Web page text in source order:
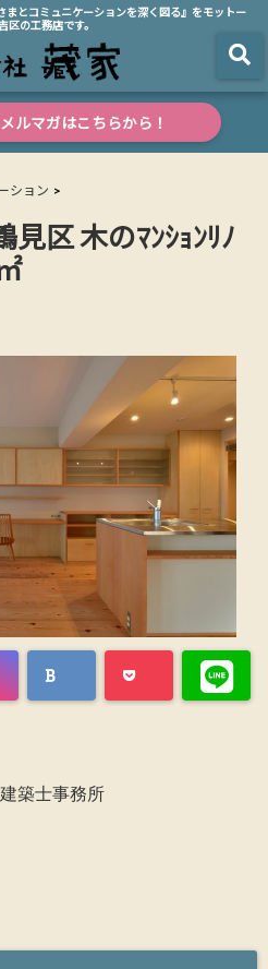
とコミュニケーションを深く図る』をモットー
区の工務店です。
ルマガはこちらから！
ション
区 木のﾏﾝｼｮﾝﾘﾉ
築士事務所